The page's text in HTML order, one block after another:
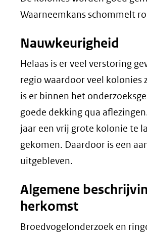
Waarneemkans schommelt
Nauwkeurigheid
Helaas is er veel verstoring
regio waardoor veel kolonies
is er binnen het
goede dekking qua
jaar een vrij grote kolonie te
gekomen. Daardoor is een
uitgebleven.
Algemene
herkomst
Broedvogelonderzoek en